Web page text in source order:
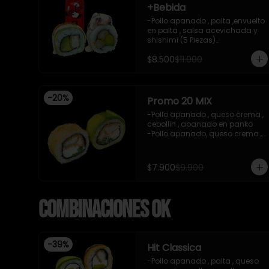
+Bebida
-Pollo apanado , palta ,envuelto
en palta , salsa acevichada y
shishimi (5 Piezas)
,ceviche mixto , salsa
15ml
- IMAGEN REFERENCIAL
$8.500$11.000
-20% Promo 20 MIX
-Pollo apanado , queso crema ,
cebollin , apanado en panko
-Pollo apanado, queso crema ,
-incluye 1 salsa de soya , 1
salsa teriyaki
$7.900$9.900
Combinaciones OK
-39% Hit Classica
-Pollo apanado , palta , queso